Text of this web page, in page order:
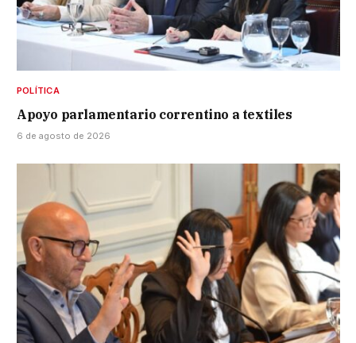
POLÍTICA
Apoyo parlamentario correntino a textiles
6 de agosto de 2026